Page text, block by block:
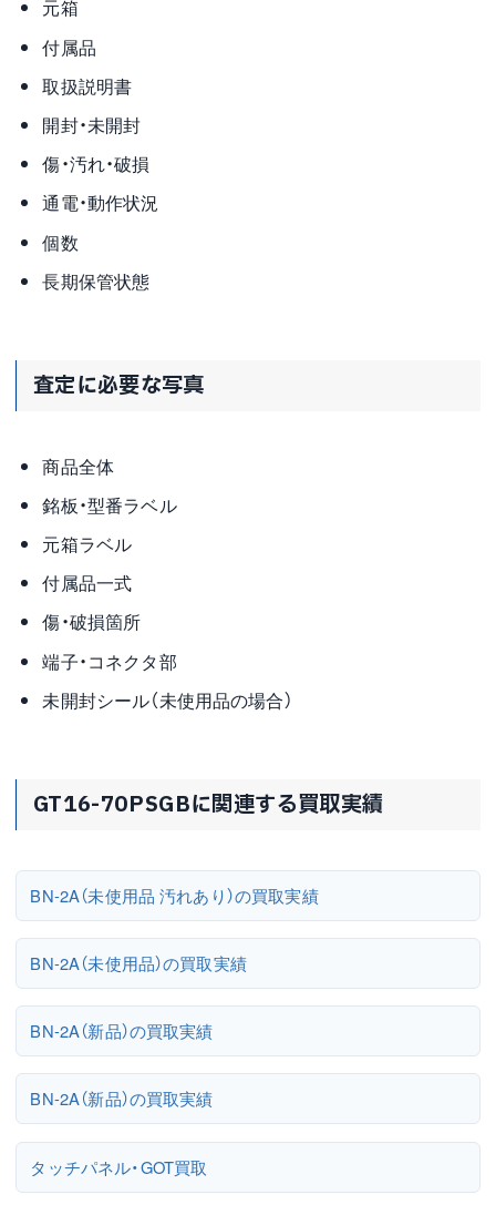
元箱
付属品
取扱説明書
開封・未開封
傷・汚れ・破損
通電・動作状況
個数
長期保管状態
査定に必要な写真
商品全体
銘板・型番ラベル
元箱ラベル
付属品一式
傷・破損箇所
端子・コネクタ部
未開封シール（未使用品の場合）
GT16-70PSGBに関連する買取実績
BN-2A（未使用品 汚れあり）の買取実績
BN-2A（未使用品）の買取実績
BN-2A（新品）の買取実績
BN-2A（新品）の買取実績
タッチパネル・GOT買取